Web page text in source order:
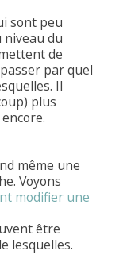
sont peu
du
de
par quel
Il
plus
même une
Voyons
modifier une
être
lesquelles.